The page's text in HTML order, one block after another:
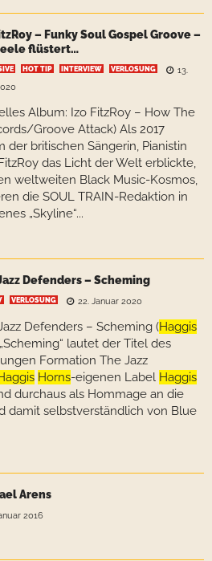
– Funky Soul Gospel Groove –
flüstert…
HOT TIP INTERVIEW VERLOSUNG
13.
Album: Izo FitzRoy – How The
Groove Attack) Als 2017
der britischen Sängerin, Pianistin
das Licht der Welt erblickte,
weltweiten Black Music-Kosmos,
die SOUL TRAIN-Redaktion in
„Skyline“...
Defenders – Scheming
VERLOSUNG 22. Januar 2020
Defenders – Scheming (Haggis
lautet der Titel des
Formation The Jazz
Horns-eigenen Label Haggis
durchaus als Hommage an die
damit selbstverständlich von Blue
Arens
2016